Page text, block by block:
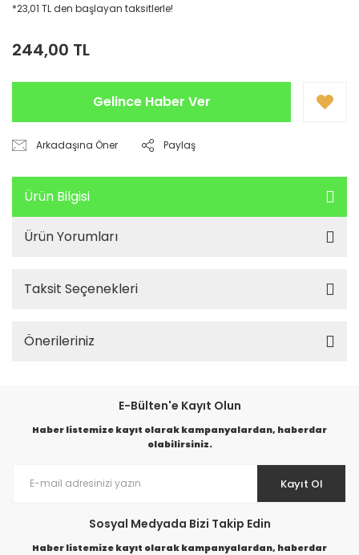
*23,01 TL den başlayan taksitlerle!
244,00 TL
Gelince Haber Ver
Arkadaşına Öner Paylaş
Ürün Bilgisi
Ürün Yorumları
Taksit Seçenekleri
Önerileriniz
E-Bülten'e Kayıt Olun
Haber listemize kayıt olarak kampanyalardan, haberdar
olabilirsiniz.
Kayıt Ol
Sosyal Medyada Bizi Takip Edin
Haber listemize kayıt olarak kampanyalardan, haberdar